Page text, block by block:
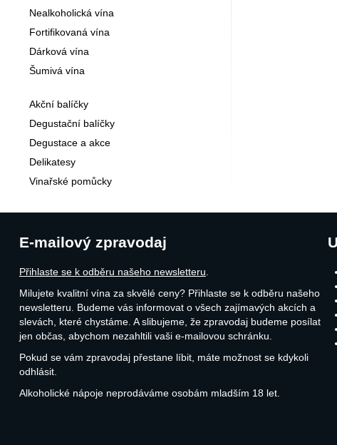
Nealkoholická vína
Fortifikovaná vína
Dárková vína
Šumivá vína
Akční balíčky
Degustační balíčky
Degustace a akce
Delikatesy
Vinařské pomůcky
E-mailový zpravodaj
Přihlaste se k odběru našeho newsletteru
Milujete kvalitní vína za skvělé ceny? Přihlaste se k odběru našeho
newsletteru. Budeme vás informovat o všech zajímavých akcích a
slevách, které chystáme. A slibujeme, že zpravodaj budeme posílat
jen občas, abychom nezahltili vaši e-mailovou schránku.
Pokud se vám zpravodaj přestane líbit, máte možnost se kdykoli
odhlásit.
Alkoholické nápoje neprodáváme osobám mladším 18 let.